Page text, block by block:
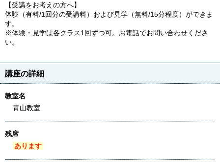
【受講をお考えの方へ】
体験（有料/1回分の受講料）および見学（無料/15分程度）ができま
す。
※体験・見学は各クラス1回ずつ可。お電話でお問い合わせくださ
い。
講座の詳細
教室名
青山教室
残席
あります